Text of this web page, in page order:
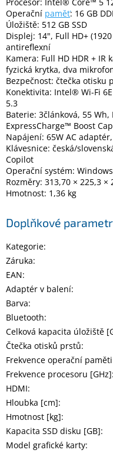
Procesor: Intel® Core™ 5
Operační paměť: 16 GB
Úložiště: 512 GB SSD
Displej: 14", Full HD+
antireflexní
Kamera: Full HD HDR +
fyzická krytka, dva
Bezpečnost: čtečka otisku
Konektivita: Intel® Wi-Fi
5.3
Baterie: 3článková, 55
ExpressCharge™ Boost
Napájení: 65W AC adaptér,
Klávesnice: česká/
Copilot
Operační systém:
Rozměry: 313,70 × 225,3 ×
Hmotnost: 1,36 kg
Doplňkové
Kategorie:
Záruka:
EAN:
Adaptér v balení:
Barva:
Bluetooth:
Celková kapacita úložiště
Čtečka otisků prstů:
Frekvence operační
Frekvence procesoru [GHz]:
HDMI:
Hloubka [cm]:
Hmotnost [kg]:
Kapacita SSD disku [GB]:
Model grafické karty: